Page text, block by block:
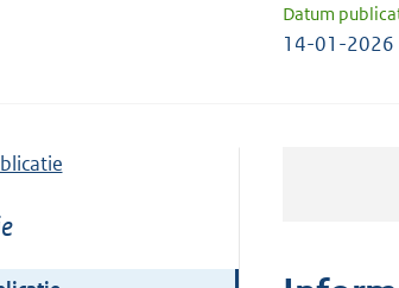
Datum
14-01-2026